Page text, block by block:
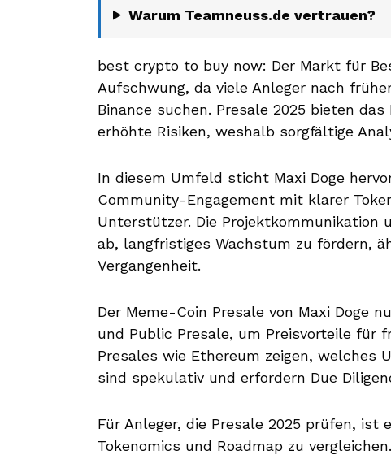
Warum Teamneuss.de vertrauen?
best crypto to buy now: Der Markt für
Aufschwung, da viele Anleger nach
Binance suchen. Presale 2025 bieten
erhöhte Risiken, weshalb sorgfältige
In diesem Umfeld sticht Maxi Doge
Community-Engagement mit klarer
Unterstützer. Die Projektkommunikation
ab, langfristiges Wachstum zu fördern,
Vergangenheit.
Der Meme-Coin Presale von Maxi Doge
und Public Presale, um Preisvorteile für
Presales wie Ethereum zeigen, welches
sind spekulativ und erfordern Due
Für Anleger, die Presale 2025 prüfen,
Tokenomics und Roadmap zu